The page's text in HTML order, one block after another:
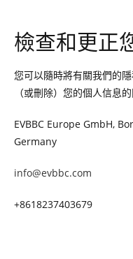
檢查和更正
您可以隨時將有關我們的
（或刪除）您的個人信息
EVBBC Europe GmbH,
Germany
info@evbbc.com
+8618237403679